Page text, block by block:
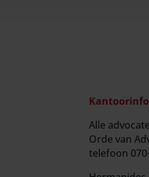
Alle
Orde van
telefoon